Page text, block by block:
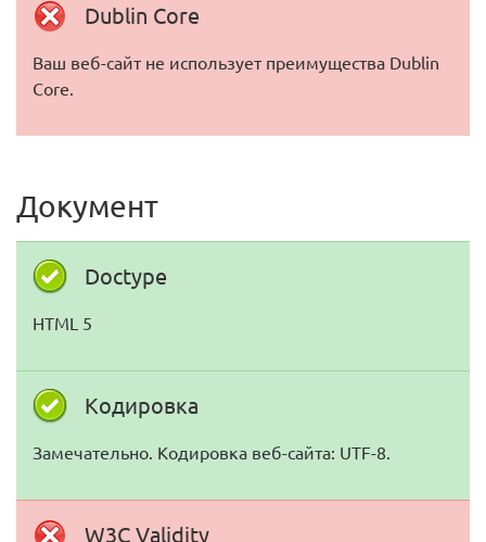
Dublin Core
Ваш веб-сайт не использует преимущества Dublin
Core.
Документ
Doctype
HTML 5
Кодировка
Замечательно. Кодировка веб-сайта: UTF-8.
W3C Validity